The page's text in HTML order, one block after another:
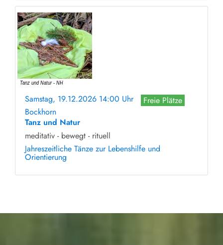
Samstag, 19.12.2026 14:00 Uhr
Freie Plätze
Bockhorn
Tanz und Natur
meditativ - bewegt - rituell
Jahreszeitliche Tänze zur Lebenshilfe und
Orientierung